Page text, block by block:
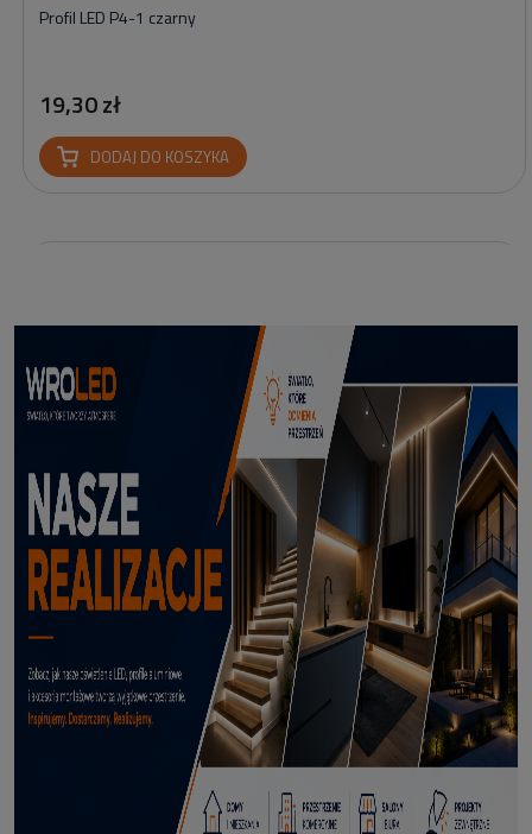
Profil LED P4-1 czarny
19,30 zł
DODAJ DO KOSZYKA
Profil led Profil LED P6-2 ½ biały 3m
70,50 zł
DODAJ DO KOSZYKA